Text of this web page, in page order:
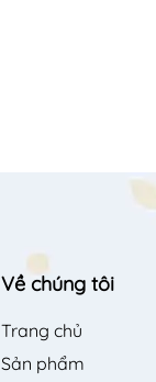
Về chúng tôi
Trang chủ
Sản phẩm